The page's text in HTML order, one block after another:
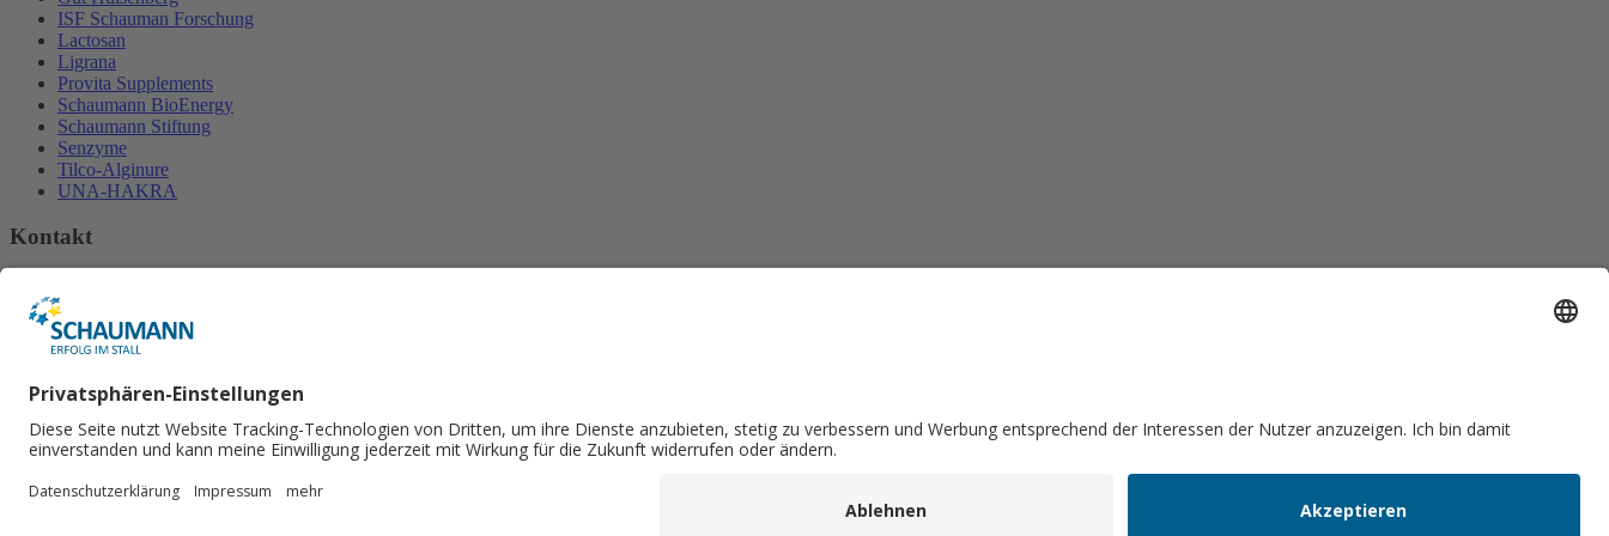
ISF Schauman Forschung
Lactosan
Ligrana
Provita Supplements
Schaumann BioEnergy
Schaumann Stiftung
Senzyme
Tilco-Alginure
UNA-HAKRA
Kontakt
An der Mühlenau 4
25421 Pinneberg
+49 4101 218-2000
E-Mail senden
Social Media